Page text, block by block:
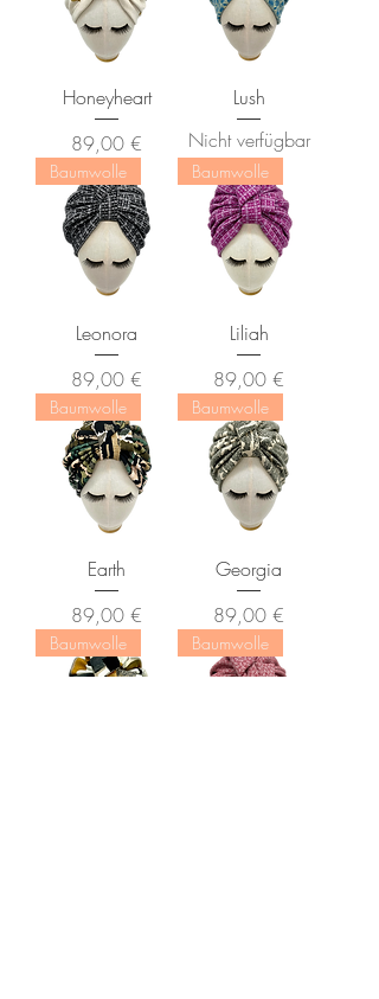
Honeyheart
Preis
89,00 €
Lush
Nicht verfügbar
Baumwolle
Leonora
Preis
89,00 €
Baumwolle
Liliah
Preis
89,00 €
Baumwolle
Earth
Preis
89,00 €
Baumwolle
Georgia
Preis
89,00 €
Baumwolle Baumwolle